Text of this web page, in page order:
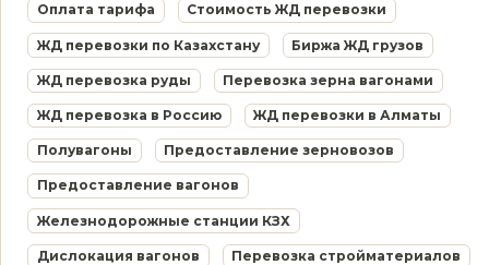
Оплата тарифа Стоимость ЖД перевозки
ЖД перевозки по Казахстану Биржа ЖД грузов
ЖД перевозка руды Перевозка зерна вагонами
ЖД перевозка в Россию ЖД перевозки в Алматы
Полувагоны Предоставление зерновозов
Предоставление вагонов
Железнодорожные станции КЗХ
Дислокация вагонов Перевозка стройматериалов